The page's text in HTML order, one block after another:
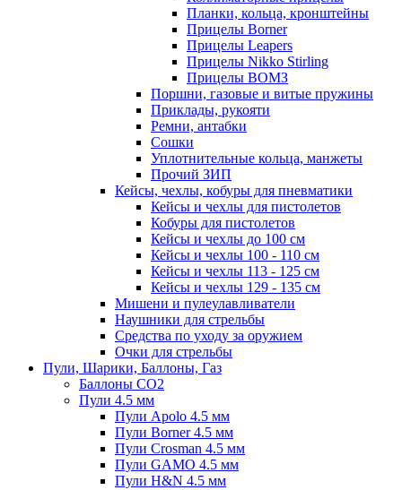
Планки, кольца, кронштейны
Прицелы Borner
Прицелы Leapers
Прицелы Nikko Stirling
Прицелы ВОМЗ
Поршни, газовые и витые пружины
Приклады, рукояти
Ремни, антабки
Сошки
Уплотнительные кольца, манжеты
Прочий ЗИП
Кейсы, чехлы, кобуры для пневматики
Кейсы и чехлы для пистолетов
Кобуры для пистолетов
Кейсы и чехлы до 100 см
Кейсы и чехлы 100 - 110 см
Кейсы и чехлы 113 - 125 см
Кейсы и чехлы 129 - 135 см
Мишени и пулеулавливатели
Наушники для стрельбы
Средства по уходу за оружием
Очки для стрельбы
Пули, Шарики, Баллоны, Газ
Баллоны CO2
Пули 4.5 мм
Пули Apolo 4.5 мм
Пули Borner 4.5 мм
Пули Crosman 4.5 мм
Пули GAMO 4.5 мм
Пули H&N 4.5 мм